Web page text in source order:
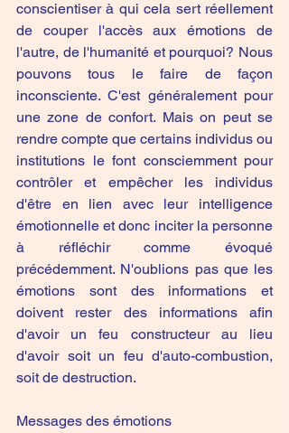
conscientiser à qui cela sert réellement
de couper l'accès aux émotions de
l'autre, de l'humanité et pourquoi? Nous
pouvons tous le faire de façon
inconsciente. C'est généralement pour
une zone de confort. Mais on peut se
rendre compte que certains individus ou
institutions le font consciemment pour
contrôler et empêcher les individus
d'être en lien avec leur intelligence
émotionnelle et donc inciter la personne
à réfléchir comme évoqué
précédemment. N'oublions pas que les
émotions sont des informations et
doivent rester des informations afin
d'avoir un feu constructeur au lieu
d'avoir soit un feu d'auto-combustion,
soit de destruction.
Messages des émotions